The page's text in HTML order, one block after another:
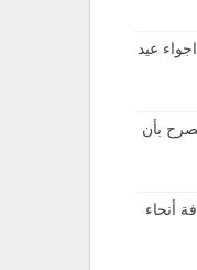
عيد
بأن
أنحاء